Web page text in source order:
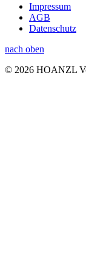
Impressum
AGB
Datenschutz
nach oben
© 2026 HOANZL